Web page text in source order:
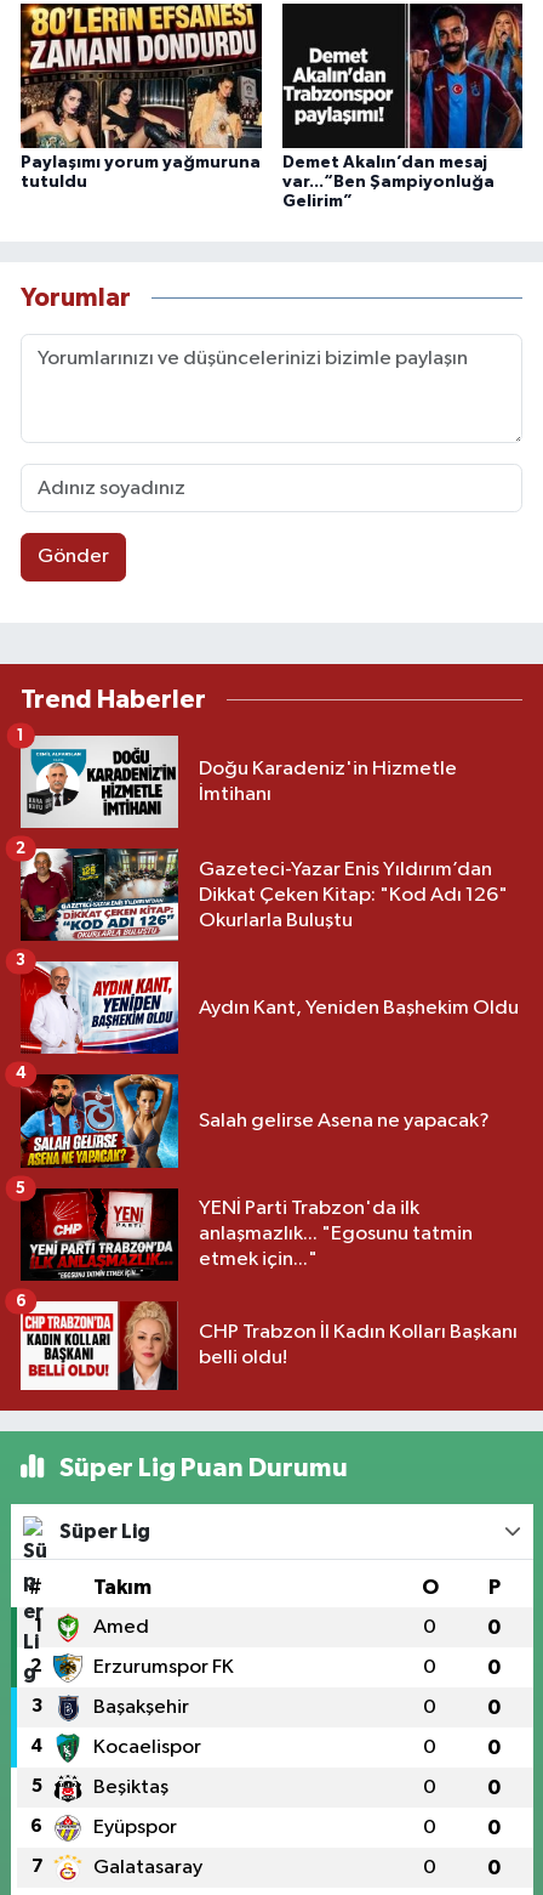
Paylaşımı yorum yağmuruna
tutuldu
Demet Akalın’dan mesaj
var...“Ben Şampiyonluğa
Gelirim”
Yorumlar
Gönder
Trend Haberler
Doğu Karadeniz'in Hizmetle
İmtihanı
1
Gazeteci-Yazar Enis Yıldırım’dan
Dikkat Çeken Kitap: "Kod Adı 126"
Okurlarla Buluştu
2
Aydın Kant, Yeniden Başhekim Oldu
3
Salah gelirse Asena ne yapacak?
4
YENİ Parti Trabzon'da ilk
anlaşmazlık... "Egosunu tatmin
etmek için..."
5
CHP Trabzon İl Kadın Kolları Başkanı
belli oldu!
6
Süper Lig Puan Durumu
Süper Lig
# Takım O P
1 Amed 0 0
2 Erzurumspor FK 0 0
3 Başakşehir 0 0
4 Kocaelispor 0 0
5 Beşiktaş 0 0
6 Eyüpspor 0 0
7 Galatasaray 0 0